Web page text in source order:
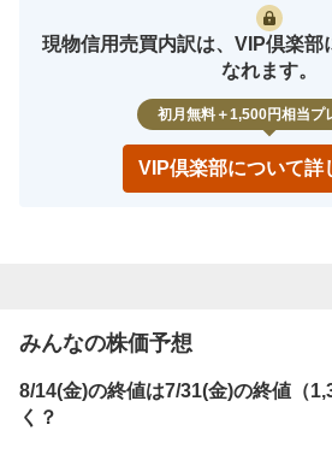
現物信用売買内訳は、VIP倶楽部
なれます。
初月無料＋1,500円相当プ
VIP倶楽部について詳
みんなの株価予想
8/14(金)の終値は7/31(金)の終値（
く？